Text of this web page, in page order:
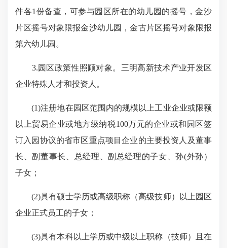
件各1份备查，可参与园区所在的幼儿园的摇号，金沙
片区摇号对象限报金沙幼儿园，金古片区摇号对象限报
第六幼儿园。
3.园区政策性照顾对象。三明高新技术产业开发区
企业特殊人才和投资人。
(1)注册地在园区范围内的规模以上工业企业或限额
以上贸易企业或地方级纳税100万元的企业或和园区签
订入园协议的省市区重点项目企业的主要投资人及董事
长、副董事长、总经理、副总经理的子女、孙(外孙）
子女；
(2)具有硕士学历或高级职称（高级技师）以上园区
企业正式员工的子女；
(3)具有本科以上学历或中级以上职称（技师）且在